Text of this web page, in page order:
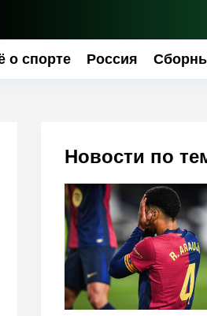
о спорте Россия
Новости по